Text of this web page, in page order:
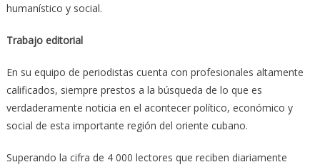
humanístico y social.
Trabajo editorial
En su equipo de periodistas cuenta con profesionales altamente
calificados, siempre prestos a la búsqueda de lo que es
verdaderamente noticia en el acontecer político, económico y
social de esta importante región del oriente cubano.
Superando la cifra de 4 000 lectores que reciben diariamente